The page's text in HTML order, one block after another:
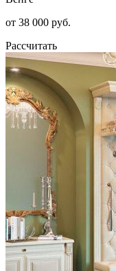
от 38 000 руб.
Рассчитать